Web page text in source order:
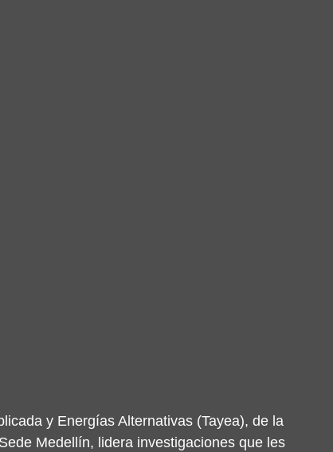
y Energías Alternativas (Tayea), de la
Medellín, lidera investigaciones que les